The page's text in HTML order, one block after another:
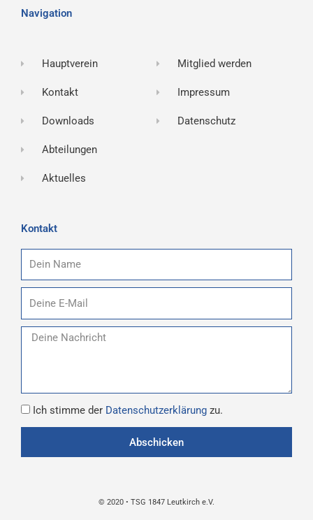
Navigation
Hauptverein
Kontakt
Downloads
Abteilungen
Aktuelles
Mitglied werden
Impressum
Datenschutz
Kontakt
Name
Nachricht
Datenschutz
Ich stimme der Datenschutzerklärung zu.
Abschicken
© 2020 • TSG 1847 Leutkirch e.V.